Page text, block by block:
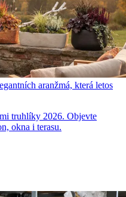
aranžmá, která letos
truhlíky 2026. Objevte
okna i terasu.